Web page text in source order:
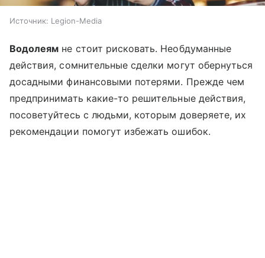
Источник: Legion-Media
Водолеям не стоит рисковать. Необдуманные
действия, сомнительные сделки могут обернуться
досадными финансовыми потерями. Прежде чем
предпринимать какие-то решительные действия,
посоветуйтесь с людьми, которым доверяете, их
рекомендации помогут избежать ошибок.